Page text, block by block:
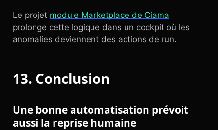
Le projet module Marketplace de Ciama
prolonge cette logique dans un cockpit où les
anomalies deviennent des actions de run.
13. Conclusion
Une bonne automatisation prévoit
aussi la reprise humaine